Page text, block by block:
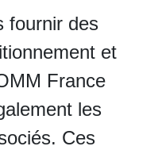
fournir des
et
France
les
Ces